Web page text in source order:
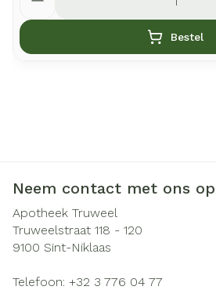
Bestel
Neem contact met ons op
Apotheek Truweel
Truweelstraat 118 - 120
9100 Sint-Niklaas
Telefoon: +32 3 776 04 77